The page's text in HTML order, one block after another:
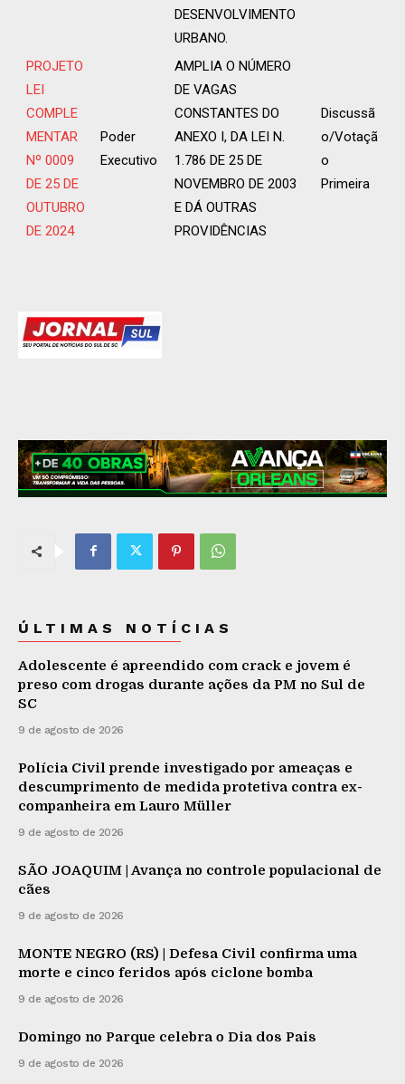
DESENVOLVIMENTO
URBANO.
PROJETO
LEI
COMPLE
MENTAR
Nº 0009
DE 25 DE
OUTUBRO
DE 2024
Poder
Executivo
AMPLIA O NÚMERO
DE VAGAS
CONSTANTES DO
ANEXO I, DA LEI N.
1.786 DE 25 DE
NOVEMBRO DE 2003
E DÁ OUTRAS
PROVIDÊNCIAS
Discussã
o/Votaçã
o
Primeira
ÚLTIMAS NOTÍCIAS
Adolescente é apreendido com crack e jovem é
preso com drogas durante ações da PM no Sul de
SC
9 de agosto de 2026
Polícia Civil prende investigado por ameaças e
descumprimento de medida protetiva contra ex-
companheira em Lauro Müller
9 de agosto de 2026
SÃO JOAQUIM | Avança no controle populacional de
cães
9 de agosto de 2026
MONTE NEGRO (RS) | Defesa Civil confirma uma
morte e cinco feridos após ciclone bomba
9 de agosto de 2026
Domingo no Parque celebra o Dia dos Pais
9 de agosto de 2026